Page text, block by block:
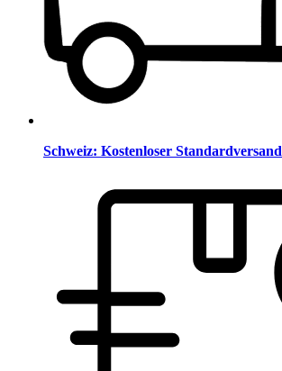
Schweiz: Kostenloser Standardversand